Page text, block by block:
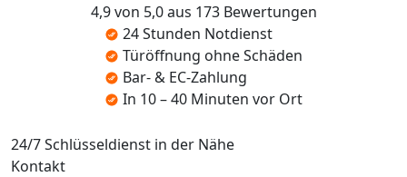
4,9 von 5,0 aus 173 Bewertungen
24 Stunden Notdienst
Türöffnung ohne Schäden
Bar- & EC-Zahlung
In 10 – 40 Minuten vor Ort
24/7 Schlüsseldienst in der Nähe
Kontakt